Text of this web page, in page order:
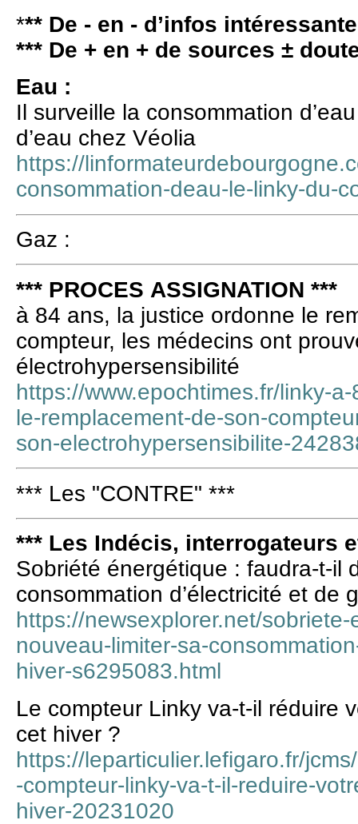
*** De - en - d’infos
*** De + en + de sources ±
Eau :
Il surveille la consommation
d’eau chez Véolia
https://
consommation-deau-le-linky-du-
Gaz :
*** PROCES ASSIGNATION ***
à 84 ans, la justice ordonne le
compteur, les médecins ont
électrohypersensibilité
https://www.epochtimes.fr/linky-
le-remplacement-de-son-
son-electrohypersensibilite-
*** Les "CONTRE" ***
*** Les Indécis, interrogateurs
Sobriété énergétique : faudra-t-il
consommation d’électricité et de
https://newsexplorer.net/
nouveau-limiter-sa-
hiver-s6295083.html
Le compteur Linky va-t-il réduire
cet hiver ?
https://leparticulier.lefigaro.fr/
-compteur-linky-va-t-il-reduire-
hiver-20231020